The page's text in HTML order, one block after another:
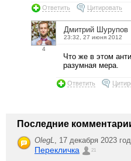
Ответить Цитировать
4
Дмитрий Шурупов
23:32, 27 июня 2012
Что же в этом
разумная мера.
Ответить
Последние
OlegL 17 декабря 2023
Перекличка 21